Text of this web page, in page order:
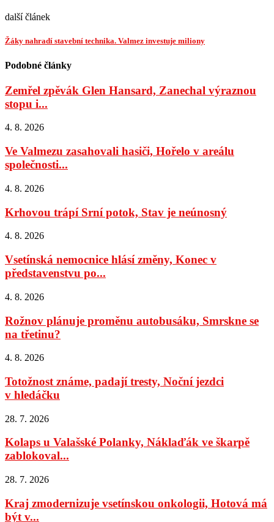
další článek
Žáky nahradí stavební technika. Valmez investuje miliony
Podobné články
Zemřel zpěvák Glen Hansard, Zanechal výraznou
stopu i...
4. 8. 2026
Ve Valmezu zasahovali hasiči, Hořelo v areálu
společnosti...
4. 8. 2026
Krhovou trápí Srní potok, Stav je neúnosný
4. 8. 2026
Vsetínská nemocnice hlásí změny, Konec v
představenstvu po...
4. 8. 2026
Rožnov plánuje proměnu autobusáku, Smrskne se
na třetinu?
4. 8. 2026
Totožnost známe, padají tresty, Noční jezdci
v hledáčku
28. 7. 2026
Kolaps u Valašské Polanky, Náklaďák ve škarpě
zablokoval...
28. 7. 2026
Kraj zmodernizuje vsetínskou onkologii, Hotová má
být v...